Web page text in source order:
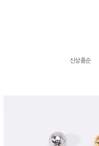
신상품순